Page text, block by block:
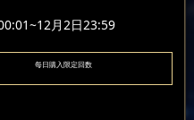
月2日23:59
每日購入限定回数